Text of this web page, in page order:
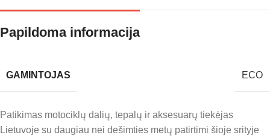
Papildoma informacija
GAMINTOJAS ECO
Patikimas motociklų dalių, tepalų ir aksesuarų tiekėjas
Lietuvoje su daugiau nei dešimties metų patirtimi šioje srityje